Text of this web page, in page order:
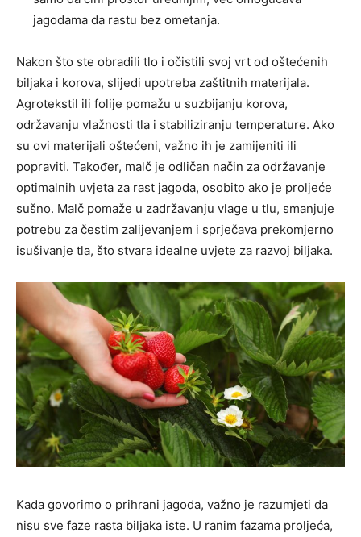
jagodama da rastu bez ometanja.
Nakon što ste obradili tlo i očistili svoj vrt od oštećenih
biljaka i korova, slijedi upotreba zaštitnih materijala.
Agrotekstil ili folije pomažu u suzbijanju korova,
održavanju vlažnosti tla i stabiliziranju temperature. Ako
su ovi materijali oštećeni, važno ih je zamijeniti ili
popraviti. Također, malč je odličan način za održavanje
optimalnih uvjeta za rast jagoda, osobito ako je proljeće
sušno. Malč pomaže u zadržavanju vlage u tlu, smanjuje
potrebu za čestim zalijevanjem i sprječava prekomjerno
isušivanje tla, što stvara idealne uvjete za razvoj biljaka.
Kada govorimo o prihrani jagoda, važno je razumjeti da
nisu sve faze rasta biljaka iste. U ranim fazama proljeća,